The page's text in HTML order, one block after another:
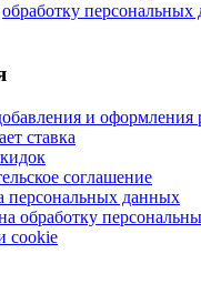
обработку персональных
и оформления
ставка
соглашение
персональных данных
обработку
cookie